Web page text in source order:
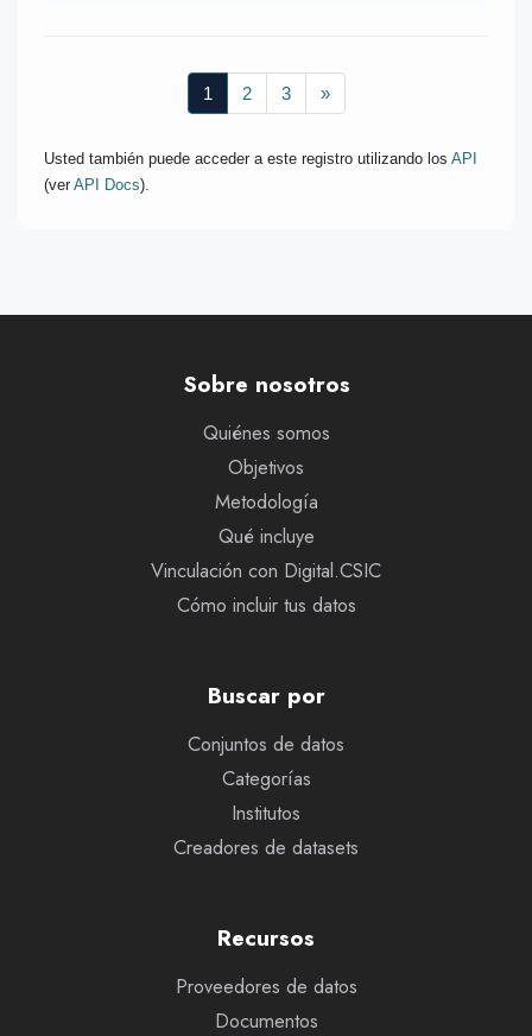
1 2 3 »
Usted también puede acceder a este registro utilizando los API
(ver API Docs).
Sobre nosotros
Quiénes somos
Objetivos
Metodología
Qué incluye
Vinculación con Digital.CSIC
Cómo incluir tus datos
Buscar por
Conjuntos de datos
Categorías
Institutos
Creadores de datasets
Recursos
Proveedores de datos
Documentos